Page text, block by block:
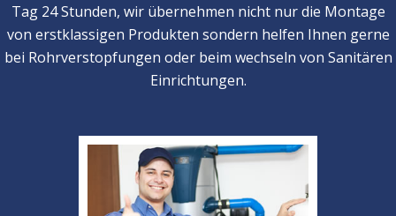
Tag 24 Stunden, wir übernehmen nicht nur die Montage
von erstklassigen Produkten sondern helfen Ihnen gerne
bei Rohrverstopfungen oder beim wechseln von Sanitären
Einrichtungen.